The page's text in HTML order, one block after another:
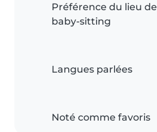
Préférence du lieu de
baby-sitting
Langues parlées
Noté comme favoris